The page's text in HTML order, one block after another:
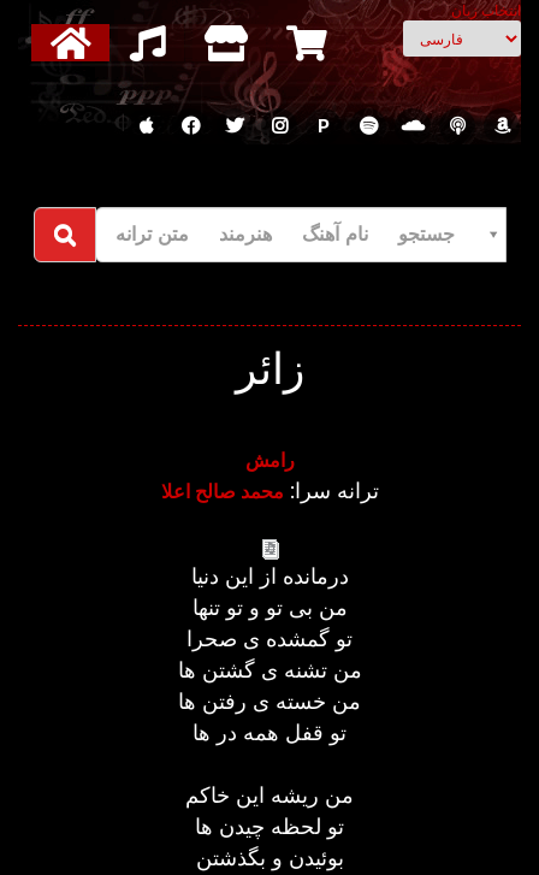
انتخاب زبان
P
جستجو نام آهنگ هنرمند متن ترانه
زائر
رامش
ترانه سرا: محمد صالح اعلا
درمانده از این دنیا
من بی تو و تو تنها
تو گمشده ی صحرا
من تشنه ی گشتن ها
من خسته ی رفتن ها
تو قفل همه در ها
من ریشه این خاکم
تو لحظه چیدن ها
بوئیدن و بگذشتن